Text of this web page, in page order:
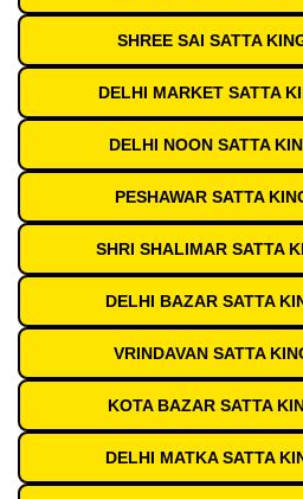
SHREE SAI SATTA
DELHI MARKET SATTA
DELHI NOON SATTA
PESHAWAR SATTA
SHRI SHALIMAR SATTA
DELHI BAZAR SATTA
VRINDAVAN SATTA
KOTA BAZAR SATTA
DELHI MATKA SATTA